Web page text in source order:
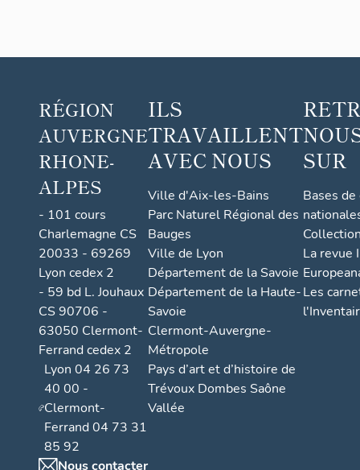
RÉGION
AUVERGNE
RHONE-
ALPES
- 101 cours
Charlemagne CS
20033 - 69269
Lyon cedex 2
- 59 bd L. Jouhaux
CS 90706 -
63050 Clermont-
Ferrand cedex 2
Lyon 04 26 73
40 00 -
Clermont-
Ferrand 04 73 31
85 92
Nous contacter
ILS
TRAVAILLENT
AVEC NOUS
Ville d'Aix-les-Bains
Parc Naturel Régional des
Bauges
Ville de Lyon
Département de la Savoie
Département de la Haute-
Savoie
Clermont-Auvergne-
Métropole
Pays d’art et d’histoire de
Trévoux Dombes Saône
Vallée
SUR
Bases
La revue
Les